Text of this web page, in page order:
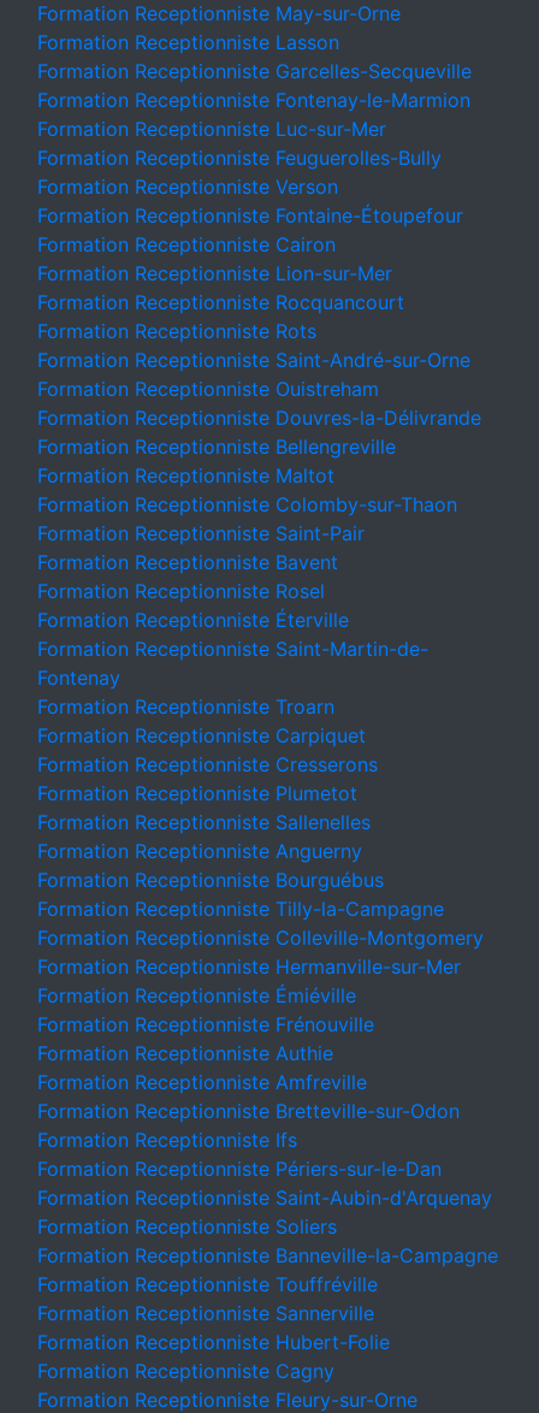
Formation Receptionniste May-sur-Orne
Formation Receptionniste Lasson
Formation Receptionniste Garcelles-Secqueville
Formation Receptionniste Fontenay-le-Marmion
Formation Receptionniste Luc-sur-Mer
Formation Receptionniste Feuguerolles-Bully
Formation Receptionniste Verson
Formation Receptionniste Fontaine-Étoupefour
Formation Receptionniste Cairon
Formation Receptionniste Lion-sur-Mer
Formation Receptionniste Rocquancourt
Formation Receptionniste Rots
Formation Receptionniste Saint-André-sur-Orne
Formation Receptionniste Ouistreham
Formation Receptionniste Douvres-la-Délivrande
Formation Receptionniste Bellengreville
Formation Receptionniste Maltot
Formation Receptionniste Colomby-sur-Thaon
Formation Receptionniste Saint-Pair
Formation Receptionniste Bavent
Formation Receptionniste Rosel
Formation Receptionniste Éterville
Formation Receptionniste Saint-Martin-de-
Fontenay
Formation Receptionniste Troarn
Formation Receptionniste Carpiquet
Formation Receptionniste Cresserons
Formation Receptionniste Plumetot
Formation Receptionniste Sallenelles
Formation Receptionniste Anguerny
Formation Receptionniste Bourguébus
Formation Receptionniste Tilly-la-Campagne
Formation Receptionniste Colleville-Montgomery
Formation Receptionniste Hermanville-sur-Mer
Formation Receptionniste Émiéville
Formation Receptionniste Frénouville
Formation Receptionniste Authie
Formation Receptionniste Amfreville
Formation Receptionniste Bretteville-sur-Odon
Formation Receptionniste Ifs
Formation Receptionniste Périers-sur-le-Dan
Formation Receptionniste Saint-Aubin-d'Arquenay
Formation Receptionniste Soliers
Formation Receptionniste Banneville-la-Campagne
Formation Receptionniste Touffréville
Formation Receptionniste Sannerville
Formation Receptionniste Hubert-Folie
Formation Receptionniste Cagny
Formation Receptionniste Fleury-sur-Orne